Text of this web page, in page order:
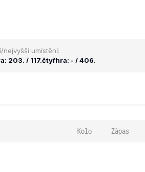
nejvyšší umístění:
203. / 117.čtyřhra: - / 406.
Kolo Zápas